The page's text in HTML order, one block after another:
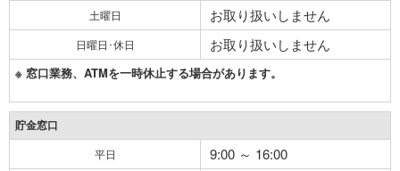
土曜日 お取り扱いしません
日曜日･休日 お取り扱いしません
※ 窓口業務、ATMを一時休止する場合があります。
貯金窓口
平日 9:00 ～ 16:00